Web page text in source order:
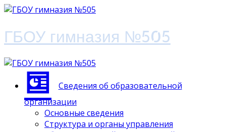
ГБОУ гимназия №505
Сведения об образовательной
организации
Основные сведения
Структура и органы управления